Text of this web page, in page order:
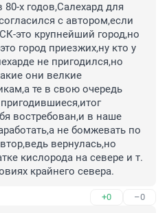
х годов,Салехард для
с автором,если
это крупнейший город,но
город приезжих,ну кто у
не пригодился,но
они велкие
те в свою очередь
востребован,и в наше
не бомжевать по
вернулась,но
кислорода на севере и т.
крайнего севера.
+0 –0